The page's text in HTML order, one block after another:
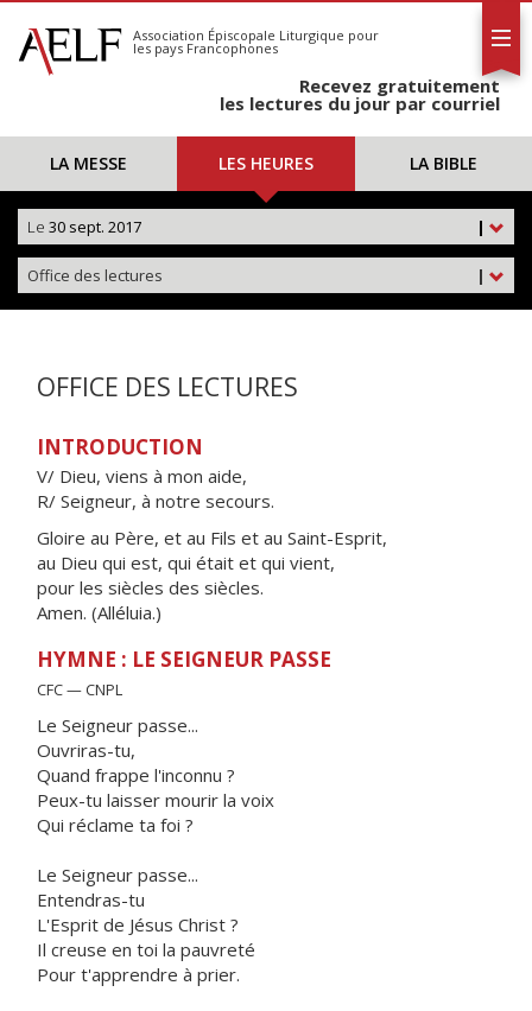
S'abonner
Calendrier
Association Épiscopale Liturgique pour
les pays Francophones
Recevez gratuitement
les lectures du jour par courriel
LA MESSE LES HEURES LA BIBLE
|
Le 30 sept. 2017
|
Office des lectures
OFFICE DES LECTURES
INTRODUCTION
V/ Dieu, viens à mon aide,
R/ Seigneur, à notre secours.
Gloire au Père, et au Fils et au Saint-Esprit,
au Dieu qui est, qui était et qui vient,
pour les siècles des siècles.
Amen. (Alléluia.)
HYMNE : LE SEIGNEUR PASSE
CFC — CNPL
Le Seigneur passe...
Ouvriras-tu,
Quand frappe l'inconnu ?
Peux-tu laisser mourir la voix
Qui réclame ta foi ?
Le Seigneur passe...
Entendras-tu
L'Esprit de Jésus Christ ?
Il creuse en toi la pauvreté
Pour t'apprendre à prier.